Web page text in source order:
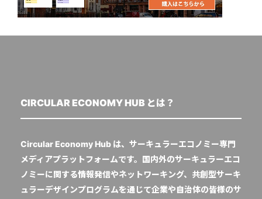
CIRCULAR ECONOMY HUB とは？
Circular Economy Hub は、サーキュラーエコノミー専門
メディアプラットフォームです。国内外のサーキュラーエコ
ノミーに関する情報発信やネットワーキング、共創型サーキ
ュラーデザインプログラムを通じて企業や自治体の皆様のサ